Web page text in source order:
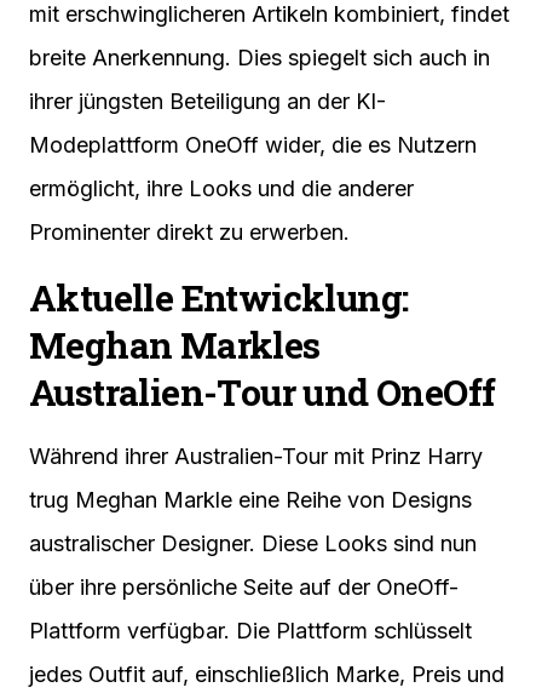
mit erschwinglicheren Artikeln kombiniert, findet
breite Anerkennung. Dies spiegelt sich auch in
ihrer jüngsten Beteiligung an der KI-
Modeplattform OneOff wider, die es Nutzern
ermöglicht, ihre Looks und die anderer
Prominenter direkt zu erwerben.
Aktuelle Entwicklung:
Meghan Markles
Australien-Tour und OneOff
Während ihrer Australien-Tour mit Prinz Harry
trug Meghan Markle eine Reihe von Designs
australischer Designer. Diese Looks sind nun
über ihre persönliche Seite auf der OneOff-
Plattform verfügbar. Die Plattform schlüsselt
jedes Outfit auf, einschließlich Marke, Preis und